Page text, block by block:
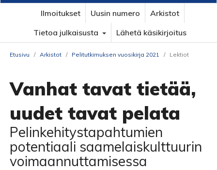
Ilmoitukset Uusin numero
Arkistot
Tietoa julkaisusta
Lähetä käsikirjoitus
Etusivu / Arkistot / Pelitutkimuksen vuosikirja 2021 / Lektiot
Vanhat tavat tietää,
uudet tavat pelata
Pelinkehitystapahtumien
potentiaali saamelaiskulttuurin
voimaannuttamisessa